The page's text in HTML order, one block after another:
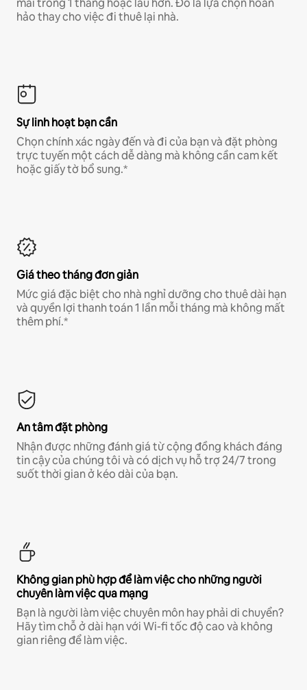
mái trong 1 tháng hoặc lâu hơn. Đó là lựa chọn hoàn
hảo thay cho việc đi thuê lại nhà.
Sự linh hoạt bạn cần
Chọn chính xác ngày đến và đi của bạn và đặt phòng
trực tuyến một cách dễ dàng mà không cần cam kết
hoặc giấy tờ bổ sung.*
Giá theo tháng đơn giản
Mức giá đặc biệt cho nhà nghỉ dưỡng cho thuê dài hạn
và quyền lợi thanh toán 1 lần mỗi tháng mà không mất
thêm phí.*
An tâm đặt phòng
Nhận được những đánh giá từ cộng đồng khách đáng
tin cậy của chúng tôi và có dịch vụ hỗ trợ 24/7 trong
suốt thời gian ở kéo dài của bạn.
Không gian phù hợp để làm việc cho những người
chuyên làm việc qua mạng
Bạn là người làm việc chuyên môn hay phải di chuyển?
Hãy tìm chỗ ở dài hạn với Wi-fi tốc độ cao và không
gian riêng để làm việc.